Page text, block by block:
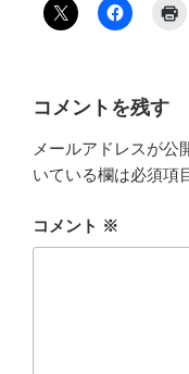
コメントを残す
メールアドレスが公
いている欄は必須項
コメント ※